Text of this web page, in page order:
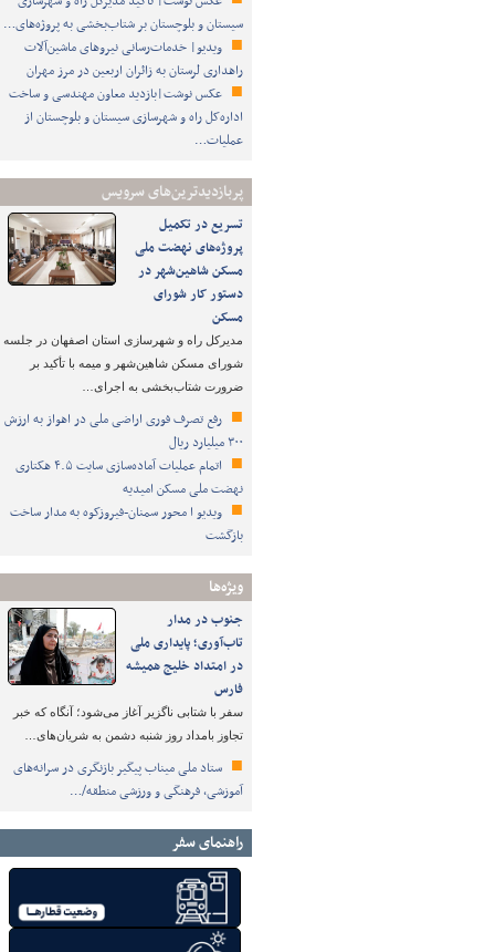
سیستان و بلوچستان بر شتاب‌بخشی به پروژه‌های…
ویدیو| خدمات‌رسانی نیروهای ماشین‌آلات
راهداری لرستان به زائران اربعین در مرز مهران
عکس نوشت|بازدید معاون مهندسی و ساخت
اداره‌کل راه و شهرسازی سیستان و بلوچستان از
عملیات…
پربازدیدترین‌های سرویس
تسریع در تکمیل
پروژه‌های نهضت ملی
مسکن شاهین‌شهر در
دستور کار شورای
مسکن
مدیرکل راه و شهرسازی استان اصفهان در جلسه
شورای مسکن شاهین‌شهر و میمه با تأکید بر
ضرورت شتاب‌بخشی به اجرای…
رفع تصرف فوری اراضی ملی در اهواز به ارزش
۳۰۰ میلیارد ریال
اتمام عملیات آماده‌سازی سایت ۴.۵ هکتاری
نهضت ملی مسکن امیدیه
ویدیو ا محور سمنان-فیروزکوه به مدار ساخت
بازگشت
ویژه‌ها
جنوب در مدار
تاب‌آوری؛ پایداری ملی
در امتداد خلیج همیشه
فارس
سفر با شتابی ناگزیر آغاز می‌شود؛ آنگاه که خبر
تجاوز بامداد روز شنبه دشمن به شریان‌های…
ستاد ملی میناب پیگیر بازنگری در سرانه‌های
آموزشی، فرهنگی و ورزشی منطقه/…
راهنمای سفر